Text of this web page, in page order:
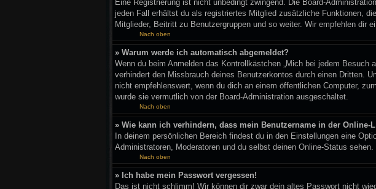
Eine Registrierung ist nicht unbedingt zwingend. Die Board-
jeden Fall erhältst du als registriertes Mitglied zusätzliche Funktionen,
Mitglieder, Beitritt zu Benutzergruppen und so weiter. Wir empfehlen dir
Nach oben
» Warum werde ich automatisch abgemeldet?
Wenn du beim Anmelden das Kontrollkästchen „Mich bei jedem
verhindert den Missbrauch deines Benutzerkontos durch einen Dritten.
nicht empfehlenswert, wenn du dich an einem öffentlichen Computer,
wurde sie vermutlich von der Board-Administration ausgeschaltet.
Nach oben
» Wie kann ich verhindern, dass mein Benutzername in der Online-
In deinem persönlichen Bereich findest du in den Einstellungen eine
Administratoren, Moderatoren und du selbst deinen Online-Status
Nach oben
» Ich habe mein Passwort vergessen!
Das ist nicht schlimm! Wir können dir zwar dein altes Passwort nicht